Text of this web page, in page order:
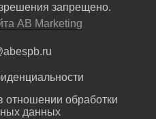
запрещено.
AB Marketing
отношении обработки
данных